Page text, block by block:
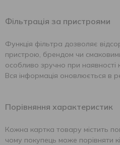
Фільтрація за пристроями
Функція фільтра дозволяє
пристрою, брендом чи
особливо зручно при наявності
Вся інформація оновлюється в
Порівняння характеристик
Кожна картка товару містить
чому покупець може порівняти